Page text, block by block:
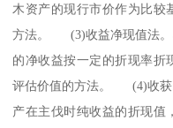
木资产的现行市价作为比较
方法。 (3)收益净现值法。
的净收益按一定的折现率折
评估价值的方法。 (4)收获
产在主伐时纯收益的折现值